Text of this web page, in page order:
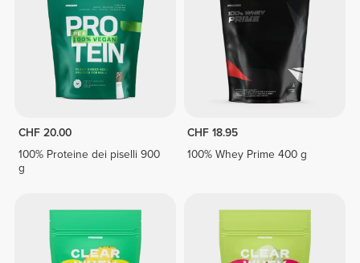
CHF 20.00
100% Proteine dei piselli 900
g
CHF 18.95
100% Whey Prime 400 g